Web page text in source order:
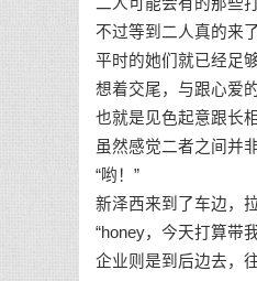
不过等到二人真的来
平时的她们就已经足
想着交尾，与跟心爱
也就是见色起意跟长
虽然感觉二者之间并
“哟！”
新泽西来到了车边，
“honey，今天打算带
企业则是到后边去，